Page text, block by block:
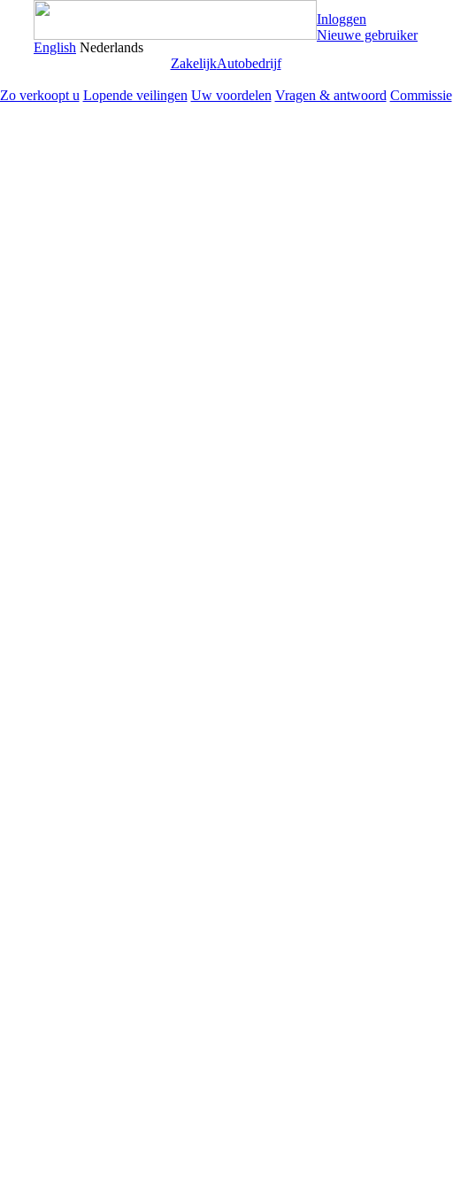
English Nederlands
Inloggen
Nieuwe gebruiker
ZakelijkAutobedrijf
Zo verkoopt u Lopende veilingen Uw voordelen Vragen & antwoord Commissie